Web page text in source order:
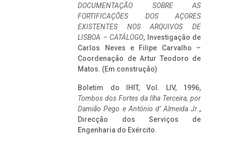
DOCUMENTAÇÃO SOBRE AS
FORTIFICAÇÕES DOS AÇORES
EXISTENTES NOS ARQUIVOS DE
LISBOA – CATÁLOGO, Investigação de
Carlos Neves e Filipe Carvalho –
Coordenação de Artur Teodoro de
Matos. (Em construção)
Boletim do IHIT, Vol. LIV, 1996,
Tombos dos Fortes da Ilha Terceira, por
Damião Pego e António d’ Almeida Jr.,
Direcção dos Serviços de
Engenharia do Exército.